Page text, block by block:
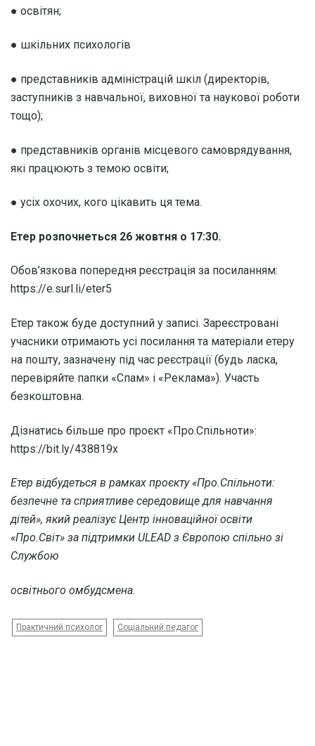
● освітян;
● шкільних психологів
● представників адміністрацій шкіл (директорів,
заступників з навчальної, виховної та наукової роботи
тощо);
● представників органів місцевого самоврядування,
які працюють з темою освіти;
● усіх охочих, кого цікавить ця тема.
Етер розпочнеться 26 жовтня о 17:30.
Обов’язкова попередня реєстрація за посиланням:
https://e.surl.li/eter5
Етер також буде доступний у записі. Зареєстровані
учасники отримають усі посилання та матеріали етеру
на пошту, зазначену під час реєстрації (будь ласка,
перевіряйте папки «Спам» і «Реклама»). Участь
безкоштовна.
Дізнатись більше про проєкт «Про.Спільноти»:
https://bit.ly/438819x
Етер відбудеться в рамках проєкту «Про.Спільноти:
безпечне та сприятливе середовище для навчання
дітей», який реалізує Центр інноваційної освіти
«Про.Світ» за підтримки ULEAD з Європою спільно зі
Службою
освітнього омбудсмена.
Практичний психолог Соціальний педагог